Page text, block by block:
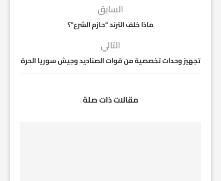
السابق
ماذا خلف الترند “حازم الشرع”؟
التالي
تجهيز وحدات تخصصية من قوات الصناديد وجيش سوريا الحرة
مقالات ذات صلة